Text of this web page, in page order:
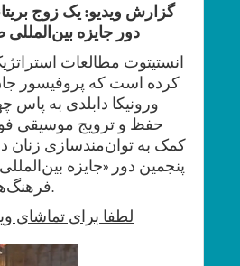
گزارش ویدیو: یک زوج
دور جایزه
انستیتوت مطالعات
کرده است که پروفیسور
ورونیکا دابلدی به پاس
حفظ و ترویج موسیقی
کمک به توان‌مندسازی زنان
پنجمین دور «جایزه
فرهنگ‌ها برای صلح» شدند.
لطفا برای تماشای